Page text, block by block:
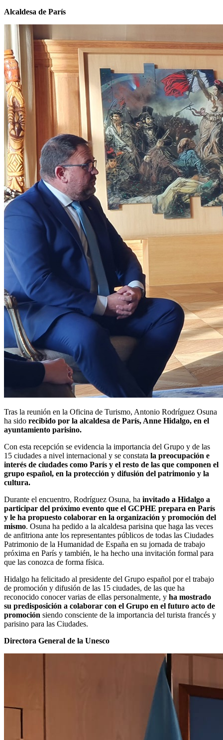
Alcaldesa de París
Tras la reunión en la Oficina de Turismo, Antonio Rodríguez Osuna
ha sido recibido por la alcaldesa de París, Anne Hidalgo, en el
ayuntamiento parisino.
Con esta recepción se evidencia la importancia del Grupo y de las
15 ciudades a nivel internacional y se constata la preocupación e
interés de ciudades como París y el resto de las que componen el
grupo español, en la protección y difusión del patrimonio y la
cultura.
Durante el encuentro, Rodríguez Osuna, ha invitado a Hidalgo a
participar del próximo evento que el GCPHE prepara en París
y le ha propuesto colaborar en la organización y promoción del
mismo. Osuna ha pedido a la alcaldesa parisina que haga las veces
de anfitriona ante los representantes públicos de todas las Ciudades
Patrimonio de la Humanidad de España en su jornada de trabajo
próxima en París y también, le ha hecho una invitación formal para
que las conozca de forma física.
Hidalgo ha felicitado al presidente del Grupo español por el trabajo
de promoción y difusión de las 15 ciudades, de las que ha
reconocido conocer varias de ellas personalmente, y ha mostrado
su predisposición a colaborar con el Grupo en el futuro acto de
promoción siendo consciente de la importancia del turista francés y
parisino para las Ciudades.
Directora General de la Unesco